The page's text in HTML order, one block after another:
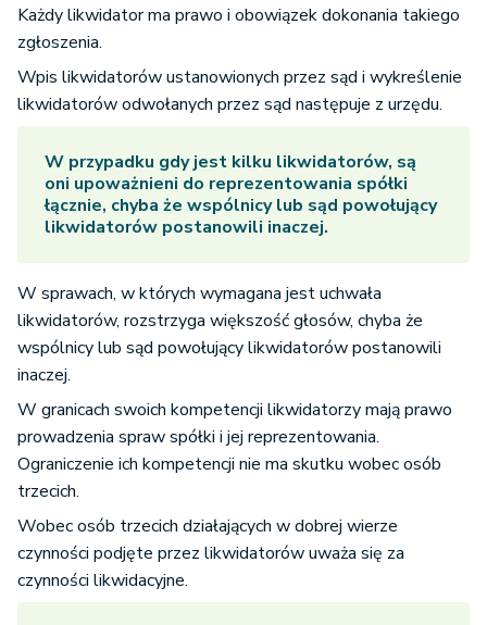
Każdy likwidator ma prawo i obowiązek dokonania takiego
zgłoszenia.
Wpis likwidatorów ustanowionych przez sąd i wykreślenie
likwidatorów odwołanych przez sąd następuje z urzędu.
W przypadku gdy jest kilku likwidatorów, są
oni upoważnieni do reprezentowania spółki
łącznie, chyba że wspólnicy lub sąd powołujący
likwidatorów postanowili inaczej.
W sprawach, w których wymagana jest uchwała
likwidatorów, rozstrzyga większość głosów, chyba że
wspólnicy lub sąd powołujący likwidatorów postanowili
inaczej.
W granicach swoich kompetencji likwidatorzy mają prawo
prowadzenia spraw spółki i jej reprezentowania.
Ograniczenie ich kompetencji nie ma skutku wobec osób
trzecich.
Wobec osób trzecich działających w dobrej wierze
czynności podjęte przez likwidatorów uważa się za
czynności likwidacyjne.